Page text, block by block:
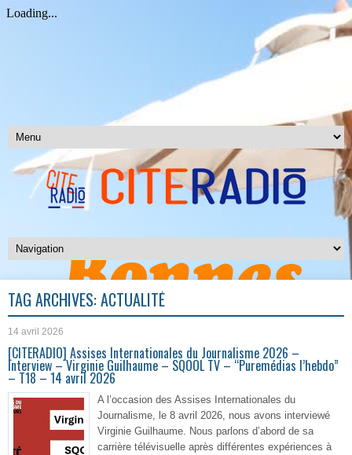
TAG ARCHIVES:ACTUALITÉ
14 avril 2026
[CITERADIO] Assises Internationales du Journalisme 2026 –
Interview – Virginie Guilhaume – SQOOL TV – “Puremédias l’hebdo”
– T18 – 14 avril 2026
A l’occasion des Assises Internationales du
Journalisme, le 8 avril 2026, nous avons interviewé
Virginie Guilhaume. Nous parlons d’abord de sa
carrière télévisuelle après différentes expériences à